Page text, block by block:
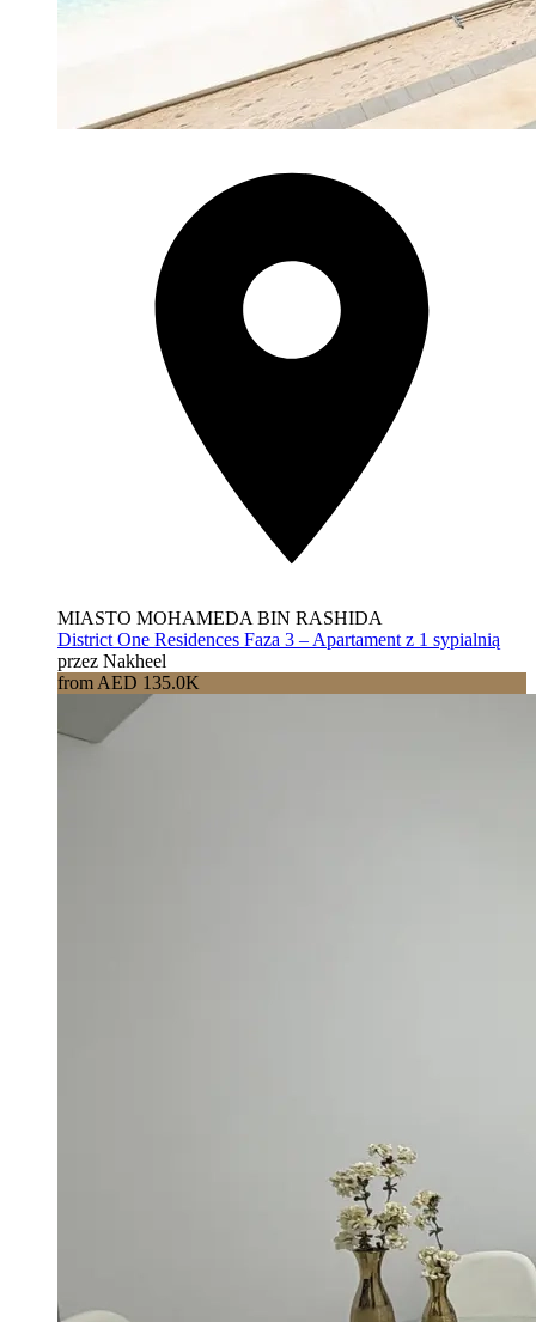
MIASTO MOHAMEDA BIN RASHIDA
District One Residences Faza 3 – Apartament z 1 sypialnią
przez Nakheel
from AED 135.0K